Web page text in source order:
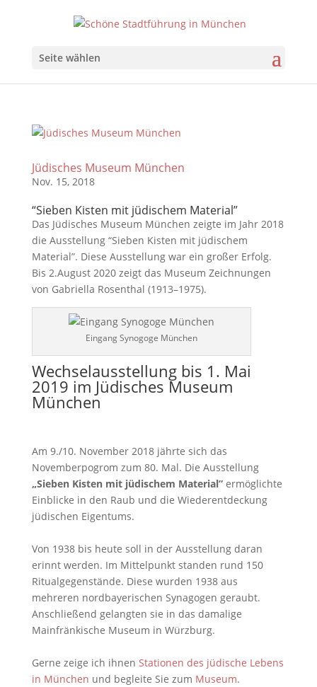
Seite wählen
Jüdisches Museum München
Nov. 15, 2018
“Sieben Kisten mit jüdischem Material”
Das Jüdisches Museum München zeigte im Jahr 2018
die Ausstellung “Sieben Kisten mit jüdischem
Material”. Diese Ausstellung war ein großer Erfolg.
Bis 2.August 2020 zeigt das Museum Zeichnungen
von Gabriella Rosenthal (1913–1975).
Eingang Synogoge München
Wechselausstellung bis 1. Mai
2019 im Jüdisches Museum
München
Am 9./10. November 2018 jährte sich das
Novemberpogrom zum 80. Mal. Die Ausstellung
„Sieben Kisten mit jüdischem Material”ermöglichte
Einblicke in den Raub und die Wiederentdeckung
jüdischen Eigentums.
Von 1938 bis heute soll in der Ausstellung daran
erinnt werden. Im Mittelpunkt standen rund 150
Ritualgegenstände. Diese wurden 1938 aus
mehreren nordbayerischen Synagogen geraubt.
Anschließend gelangten sie in das damalige
Mainfränkische Museum in Würzburg.
Gerne zeige ich ihnen Stationen des jüdische Lebens
in München und begleite Sie zum Museum.